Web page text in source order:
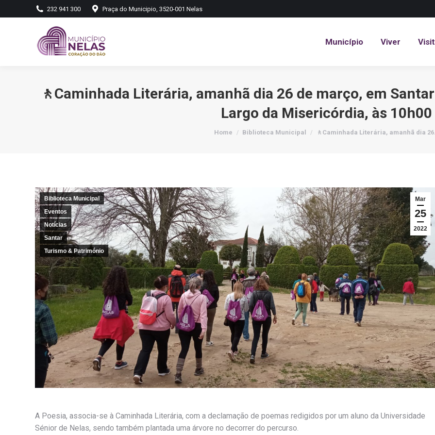
232 941 300 Praça do Municipio, 3520-001 Nelas
Município Viver
🚶Caminhada Literária, amanhã dia 26 de março, em
Largo da Misericórdia, às 10h00
You are here:
Home Biblioteca Municipal 🚶Caminhada Literária, amanhã dia
Mar
25
2022
Biblioteca Municipal
Eventos
Notícias
Santar
Turismo & Património
A Poesia, associa-se à Caminhada Literária, com a declamação de poemas redigidos por um aluno da Universidade
Sénior de Nelas, sendo também plantada uma árvore no decorrer do percurso.
Município Viver